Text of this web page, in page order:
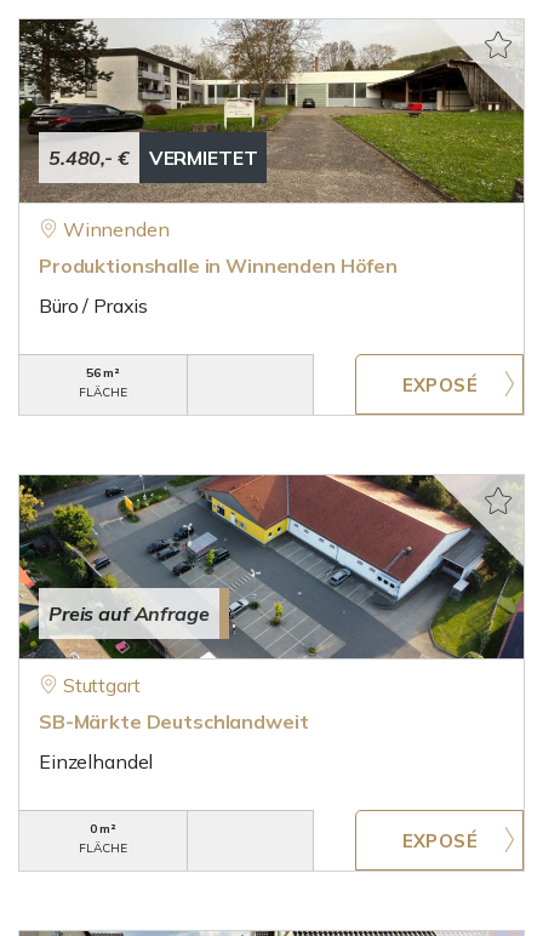
5.480,- € VERMIETET
Winnenden
Produktionshalle in Winnenden Höfen
Büro / Praxis
56 m²
FLÄCHE
Preis auf Anfrage
Stuttgart
SB-Märkte Deutschlandweit
Einzelhandel
0 m²
FLÄCHE